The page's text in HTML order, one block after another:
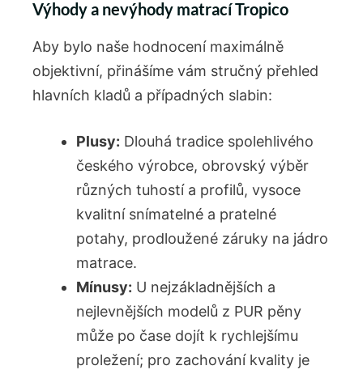
Výhody a nevýhody matrací Tropico
Aby bylo naše hodnocení maximálně
objektivní, přinášíme vám stručný přehled
hlavních kladů a případných slabin:
Plusy: Dlouhá tradice spolehlivého
českého výrobce, obrovský výběr
různých tuhostí a profilů, vysoce
kvalitní snímatelné a pratelné
potahy, prodloužené záruky na jádro
matrace.
Mínusy: U nejzákladnějších a
nejlevnějších modelů z PUR pěny
může po čase dojít k rychlejšímu
proležení; pro zachování kvality je